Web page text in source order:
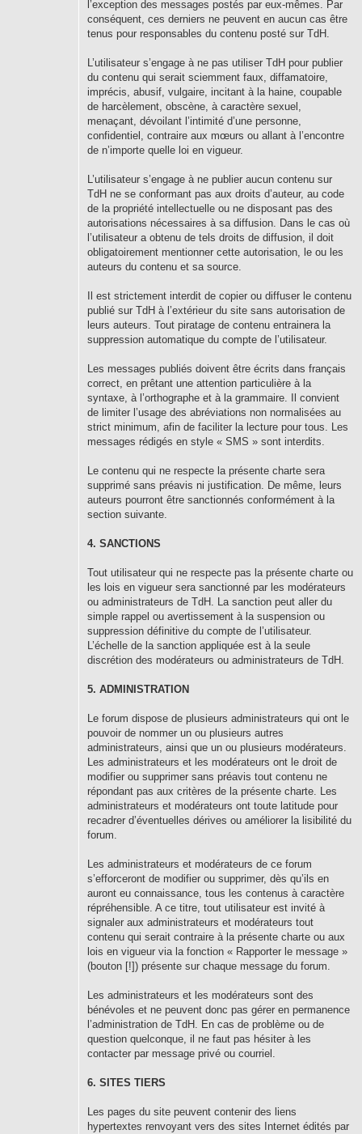
l’exception des messages postés par eux-mêmes. Par
conséquent, ces derniers ne peuvent en aucun cas être
tenus pour responsables du contenu posté sur TdH.
L’utilisateur s’engage à ne pas utiliser TdH pour publier
du contenu qui serait sciemment faux, diffamatoire,
imprécis, abusif, vulgaire, incitant à la haine, coupable
de harcèlement, obscène, à caractère sexuel,
menaçant, dévoilant l’intimité d’une personne,
confidentiel, contraire aux mœurs ou allant à l’encontre
de n’importe quelle loi en vigueur.
L’utilisateur s’engage à ne publier aucun contenu sur
TdH ne se conformant pas aux droits d’auteur, au code
de la propriété intellectuelle ou ne disposant pas des
autorisations nécessaires à sa diffusion. Dans le cas où
l’utilisateur a obtenu de tels droits de diffusion, il doit
obligatoirement mentionner cette autorisation, le ou les
auteurs du contenu et sa source.
Il est strictement interdit de copier ou diffuser le contenu
publié sur TdH à l’extérieur du site sans autorisation de
leurs auteurs. Tout piratage de contenu entrainera la
suppression automatique du compte de l’utilisateur.
Les messages publiés doivent être écrits dans français
correct, en prêtant une attention particulière à la
syntaxe, à l’orthographe et à la grammaire. Il convient
de limiter l’usage des abréviations non normalisées au
strict minimum, afin de faciliter la lecture pour tous. Les
messages rédigés en style « SMS » sont interdits.
Le contenu qui ne respecte la présente charte sera
supprimé sans préavis ni justification. De même, leurs
auteurs pourront être sanctionnés conformément à la
section suivante.
4. SANCTIONS
Tout utilisateur qui ne respecte pas la présente charte ou
les lois en vigueur sera sanctionné par les modérateurs
ou administrateurs de TdH. La sanction peut aller du
simple rappel ou avertissement à la suspension ou
suppression définitive du compte de l’utilisateur.
L’échelle de la sanction appliquée est à la seule
discrétion des modérateurs ou administrateurs de TdH.
5. ADMINISTRATION
Le forum dispose de plusieurs administrateurs qui ont le
pouvoir de nommer un ou plusieurs autres
administrateurs, ainsi que un ou plusieurs modérateurs.
Les administrateurs et les modérateurs ont le droit de
modifier ou supprimer sans préavis tout contenu ne
répondant pas aux critères de la présente charte. Les
administrateurs et modérateurs ont toute latitude pour
recadrer d’éventuelles dérives ou améliorer la lisibilité du
forum.
Les administrateurs et modérateurs de ce forum
s’efforceront de modifier ou supprimer, dès qu’ils en
auront eu connaissance, tous les contenus à caractère
répréhensible. A ce titre, tout utilisateur est invité à
signaler aux administrateurs et modérateurs tout
contenu qui serait contraire à la présente charte ou aux
lois en vigueur via la fonction « Rapporter le message »
(bouton [!]) présente sur chaque message du forum.
Les administrateurs et les modérateurs sont des
bénévoles et ne peuvent donc pas gérer en permanence
l’administration de TdH. En cas de problème ou de
question quelconque, il ne faut pas hésiter à les
contacter par message privé ou courriel.
6. SITES TIERS
Les pages du site peuvent contenir des liens
hypertextes renvoyant vers des sites Internet édités par